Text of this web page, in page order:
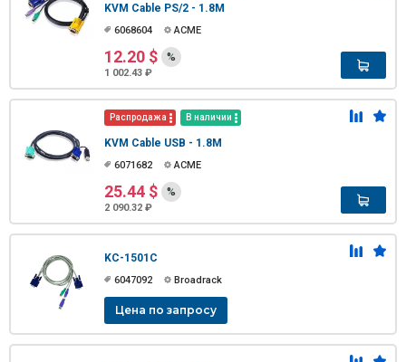
KVM Cable PS/2 - 1.8M
6068604 ACME
12.20 $
1 002.43 ₽
%
Распродажа В наличии
KVM Cable USB - 1.8M
6071682 ACME
25.44 $
2 090.32 ₽
%
KC-1501C
6047092 Broadrack
Цена по запросу